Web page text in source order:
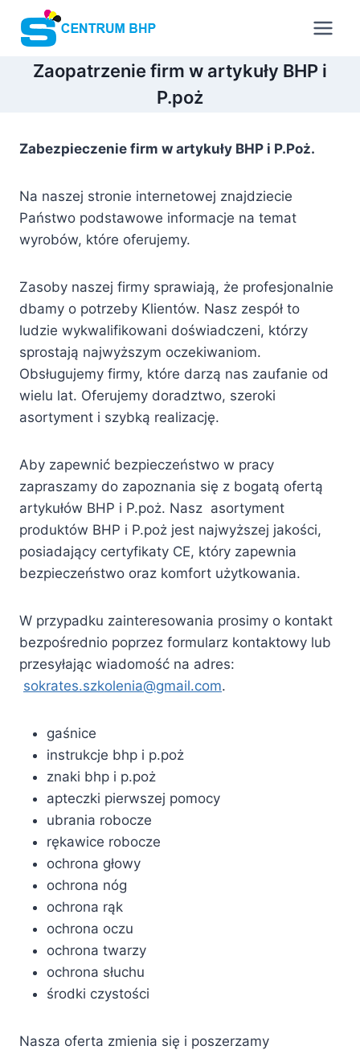
Przejdź
Zaopatrzenie firm w artykuły BHP i
P.poż
Zabezpieczenie firm w artykuły BHP i P.Poż.
Na naszej stronie internetowej znajdziecie
Państwo podstawowe informacje na temat
wyrobów, które oferujemy.
Zasoby naszej firmy sprawiają, że profesjonalnie
dbamy o potrzeby Klientów. Nasz zespół to
ludzie wykwalifikowani doświadczeni, którzy
sprostają najwyższym oczekiwaniom.
Obsługujemy firmy, które darzą nas zaufanie od
wielu lat. Oferujemy doradztwo, szeroki
asortyment i szybką realizację.
Aby zapewnić bezpieczeństwo w pracy
zapraszamy do zapoznania się z bogatą ofertą
artykułów BHP i P.poż. Nasz asortyment
produktów BHP i P.poż jest najwyższej jakości,
posiadający certyfikaty CE, który zapewnia
bezpieczeństwo oraz komfort użytkowania.
W przypadku zainteresowania prosimy o kontakt
bezpośrednio poprzez formularz kontaktowy lub
przesyłając wiadomość na adres:
sokrates.szkolenia@gmail.com.
gaśnice
instrukcje bhp i p.poż
znaki bhp i p.poż
apteczki pierwszej pomocy
ubrania robocze
rękawice robocze
ochrona głowy
ochrona nóg
ochrona rąk
ochrona oczu
ochrona twarzy
ochrona słuchu
środki czystości
Nasza oferta zmienia się i poszerzamy